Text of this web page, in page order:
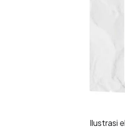
Ilustrasi